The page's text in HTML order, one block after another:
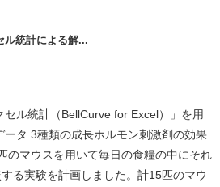
ル統計による解...
ル統計（BellCurve for Excel）」を用
ータ 3種類の成長ホルモン刺激剤の効果
のマウスを用いて毎日の食糧の中にそれ
る実験を計画しました。計15匹のマウ